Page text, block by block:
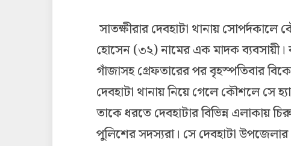
সাতক্ষীরার দেবহাটা থানায়
হোসেন (৩২) নামের এক মাদক ব্যবসায়ী।
গাঁজাসহ গ্রেফতারের পর বৃহস্পতিবার
দেবহাটা থানায় নিয়ে গেলে কৌশলে সে
তাকে ধরতে দেবহাটার বিভিন্ন এলাকায়
পুলিশের সদস্যরা। সে দেবহাটা উপজেলার